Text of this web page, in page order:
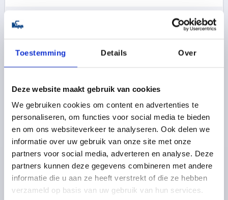
Toestemming Details Over
Deze website maakt gebruik van cookies
We gebruiken cookies om content en advertenties te
personaliseren, om functies voor social media te bieden
en om ons websiteverkeer te analyseren. Ook delen we
informatie over uw gebruik van onze site met onze
partners voor social media, adverteren en analyse. Deze
partners kunnen deze gegevens combineren met andere
informatie die u aan ze heeft verstrekt of die ze hebben
verzameld op basis van uw gebruik van hun services.
1,78 €
excl. BTW
DETAILS
K1202 C
CONUSGREEP VAST GR.2 D=M08, D1=23, VORM:C,
DUROPLAST HOOGGLANS GEPOLIJST ZWART
SCHROEFDRAAD=M8
DRAADDIEPTE=18
GREEPLENGTE=65
VORM=C
BUITENDIAMETER=23